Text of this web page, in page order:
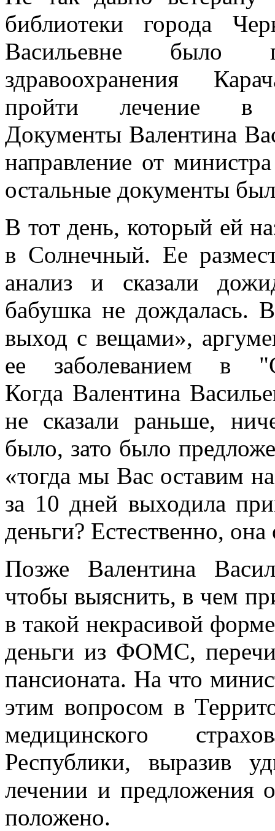
библиотеки города
Васильевне было
здравоохранения
пройти лечение в
Документы Валентина
направление от
остальные документы
В тот день, который ей
в Солнечный. Ее
анализ и сказали
бабушка не дождалась.
выход с вещами»,
ее заболеванием в
Когда Валентина
не сказали раньше,
было, зато было
«тогда мы Вас оставим
за 10 дней выходила
деньги? Естественно, она
Позже Валентина
чтобы выяснить, в чем
в такой некрасивой
деньги из ФОМС,
пансионата. На что
этим вопросом в
медицинского
Республики, выразив
лечении и предложения
положено.